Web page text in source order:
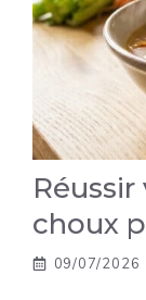
choux
09/07/2026